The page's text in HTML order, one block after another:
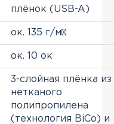
плёнок (USB-A)
ок. 135 г/м²
ок. 10 ок
3-слойная плёнка из
нетканого
полипропилена
(технология BiCo) и